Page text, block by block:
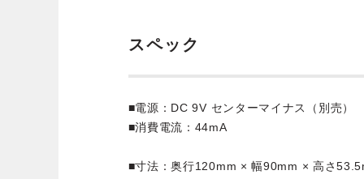
スペック
■電源：DC 9V センターマイナス（別売）
■消費電流：44mA
■寸法：奥行120mm × 幅90mm × 高さ